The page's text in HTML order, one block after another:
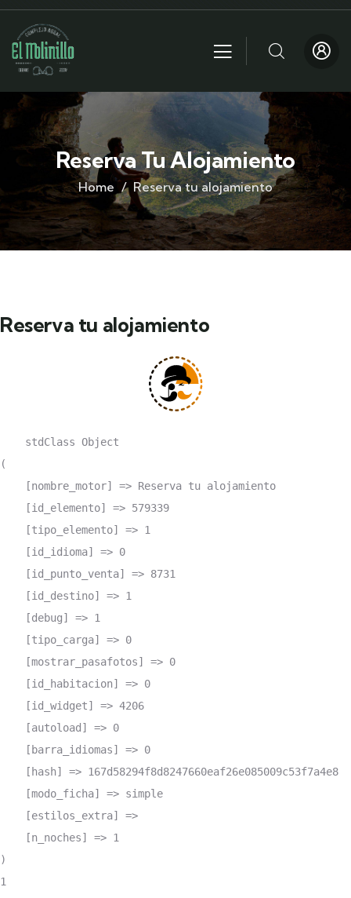
Reserva Tu Alojamiento
Home Reserva tu alojamiento
Reserva tu alojamiento
    stdClass Object
(
    [nombre_motor] => Reserva tu alojamiento
    [id_elemento] => 579339
    [tipo_elemento] => 1
    [id_idioma] => 0
    [id_punto_venta] => 8731
    [id_destino] => 1
    [debug] => 1
    [tipo_carga] => 0
    [mostrar_pasafotos] => 0
    [id_habitacion] => 0
    [id_widget] => 4206
    [autoload] => 0
    [barra_idiomas] => 0
    [hash] => 167d58294f8d8247660eaf26e085009c53f7a4e8
    [modo_ficha] => simple
    [estilos_extra] =>
    [n_noches] => 1
)
1